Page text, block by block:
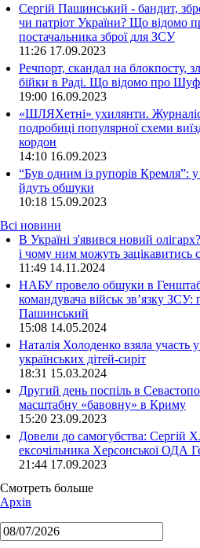
Сергій Пашинський - бандит,
чи патріот України? Що відомо
постачальника зброї для ЗСУ
11:26 17.09.2023
Речпорт, скандал на блокпосту,
бійки в Раді. Що відомо про
19:00 16.09.2023
«ШЛЯХетні» ухилянти.
подробиці популярної схеми
кордон
14:10 16.09.2023
“Був одним із рупорів Кремля”:
йдуть обшуки
10:18 15.09.2023
Всі новини
В Україні з'явився новий
і чому ним можуть зацікавитись
11:49 14.11.2024
НАБУ провело обшуки в
командувача військ зв’язку
Пашинський
15:08 14.05.2024
Наталія Холоденко взяла участь
українських дітей-сиріт
18:31 15.03.2024
Другий день поспіль в
масштабну «бавовну» в Криму
15:20 23.09.2023
Довели до самогубства: Сергій
ексочільника Херсонської ОДА
21:44 17.09.2023
Смотреть больше
Архів